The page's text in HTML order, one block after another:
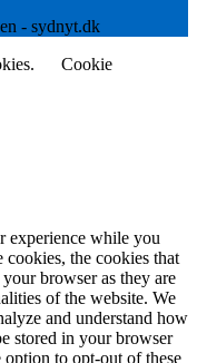
- sydnyt.dk
Cookie
experience while you
cookies, the cookies that
browser as they are
of the website. We
and understand how
stored in your browser
to opt-out of these